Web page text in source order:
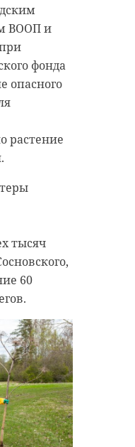
ВООП и
фонда
опасного
растение
тысяч
60
с
в
СВО
школа